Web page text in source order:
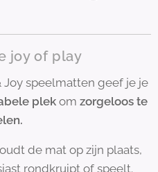
joy of play
Joy speelmatten geef je je
plek om zorgeloos te
de mat op zijn plaats,
rondkruipt of speelt.